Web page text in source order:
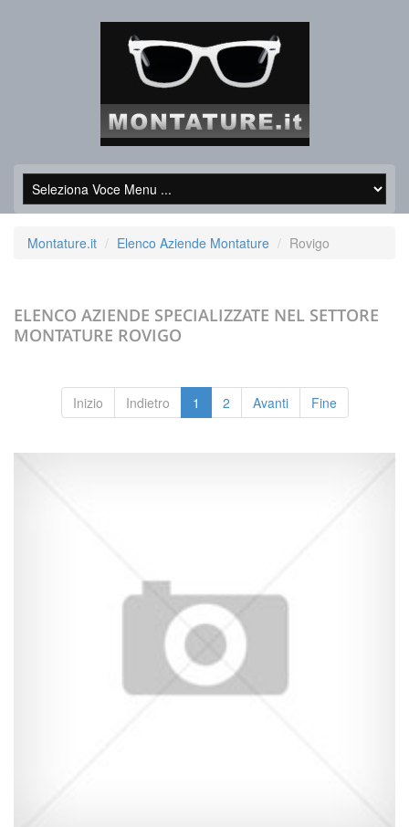
Montature.it Elenco Aziende Montature Rovigo
ELENCO AZIENDE SPECIALIZZATE NEL SETTORE
MONTATURE ROVIGO
Inizio Indietro 1 2 Avanti Fine